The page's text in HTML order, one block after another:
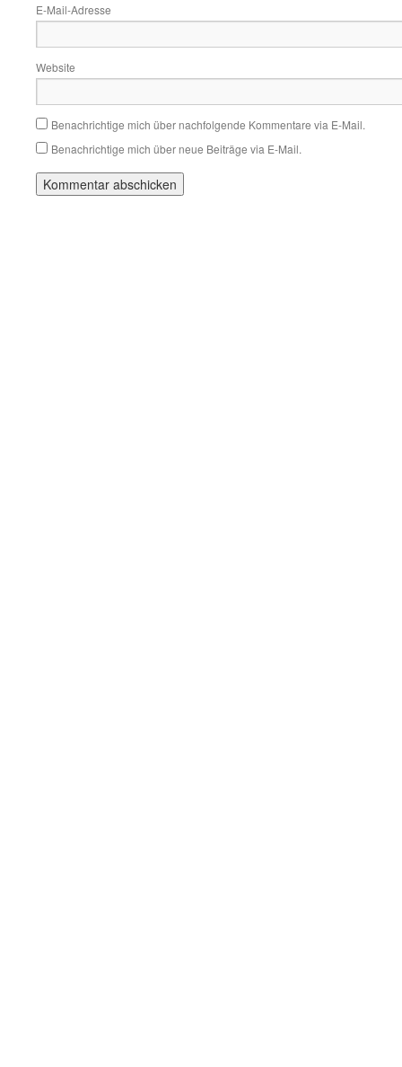
E-Mail-Adresse
Website
Benachrichtige mich über nachfolgende Kommentare via E-Mail.
Benachrichtige mich über neue Beiträge via E-Mail.